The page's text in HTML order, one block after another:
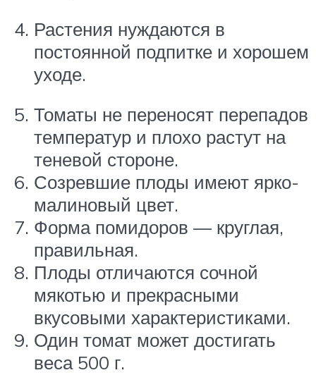
Растения нуждаются в
постоянной подпитке и хорошем
уходе.
Томаты не переносят перепадов
температур и плохо растут на
теневой стороне.
Созревшие плоды имеют ярко-
малиновый цвет.
Форма помидоров — круглая,
правильная.
Плоды отличаются сочной
мякотью и прекрасными
вкусовыми характеристиками.
Один томат может достигать
веса 500 г.